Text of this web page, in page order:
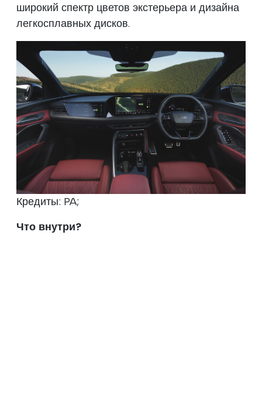
широкий спектр цветов экстерьера и дизайна
легкосплавных дисков.
Кредиты: PA;
Что внутри?